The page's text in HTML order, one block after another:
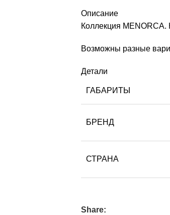
Описание
Коллекция
Возможны разные
Детали
ГАБАРИТЫ
БРЕНД
СТРАНА
Share: